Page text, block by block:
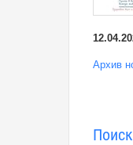
Архив